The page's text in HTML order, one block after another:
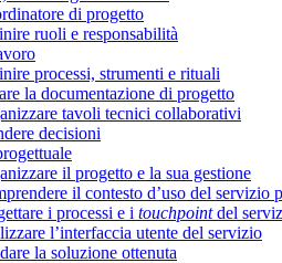
di progetto
ruoli e responsabilità
processi, strumenti e rituali
la documentazione di progetto
tavoli tecnici collaborativi
decisioni
il progetto e la sua gestione
il contesto d’uso del servizio
i processi e i touchpointdel
l’interfaccia utente del servizio
la soluzione ottenuta